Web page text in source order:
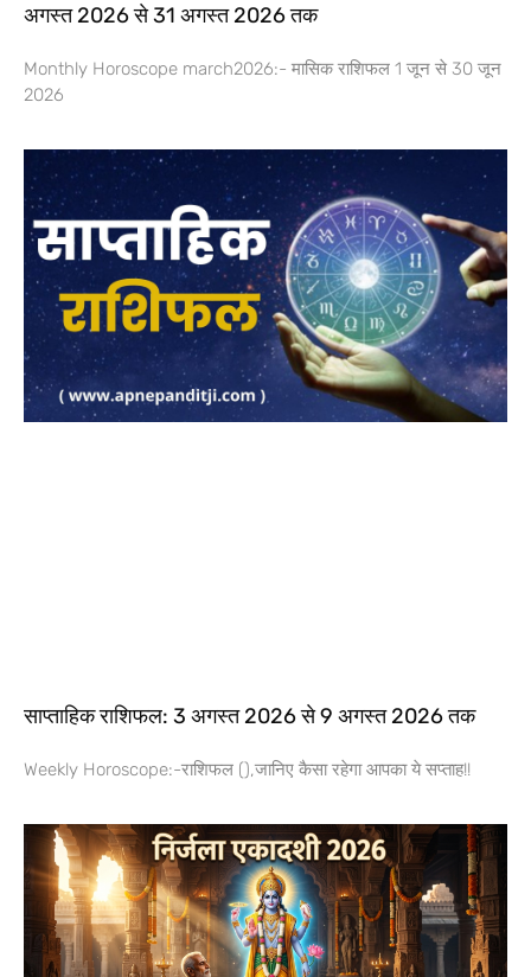
अगस्त 2026 से 31 अगस्त 2026 तक
Monthly Horoscope march2026:- मासिक राशिफल 1 जून से 30 जून
2026
साप्ताहिक राशिफल: 3 अगस्त 2026 से 9 अगस्त 2026 तक
Weekly Horoscope:-राशिफल (),जानिए कैसा रहेगा आपका ये सप्ताह!!